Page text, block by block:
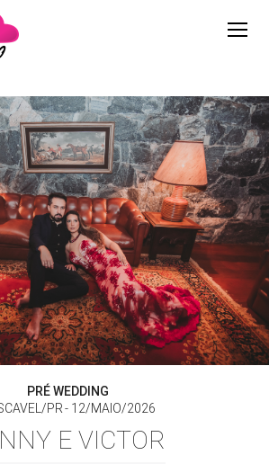
PRÉ WEDDING
PR
12/MAIO/2026
E VICTOR